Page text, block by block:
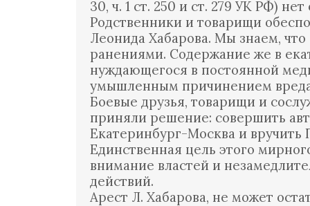
30, ч. 1 ст. 250 и ст. 279 УК РФ)
Родственники и товарищи
Леонида Хабарова. Мы знаем,
ранениями. Содержание же в
нуждающегося в постоянной
умышленным причинением
Боевые друзья, товарищи и
приняли решение: совершить
Екатеринбург-Москва и
Единственная цель этого
внимание властей и
действий.
Арест Л. Хабарова, не может